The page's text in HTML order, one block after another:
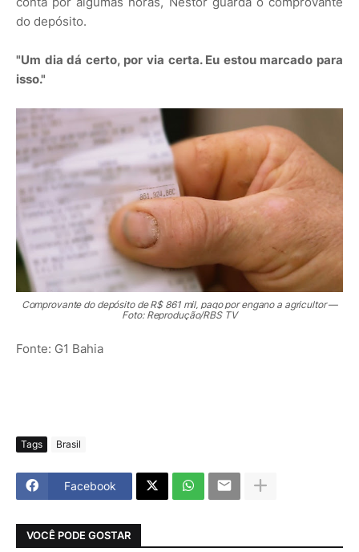
do depósito.
"Um dia dá certo, por via certa. Eu estou marcado para
isso."
Comprovante do depósito de R$ 861 mil, pago por engano a agricultor —
Foto: Reprodução/RBS TV
Fonte: G1 Bahia
Tags Brasil
Facebook
VOCÊ PODE GOSTAR